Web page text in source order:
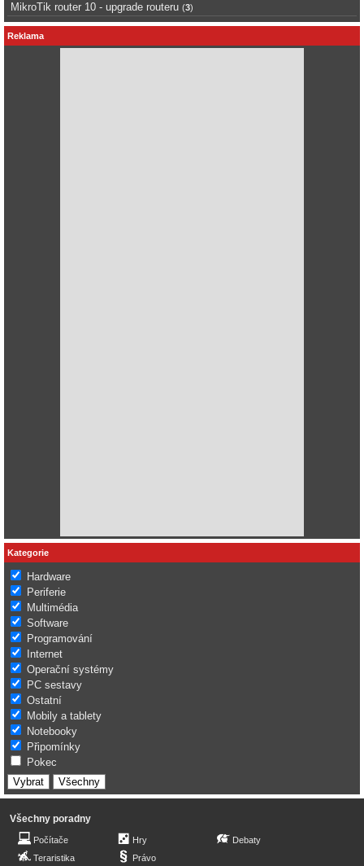
MikroTik router 10 - upgrade routeru (3)
Reklama
Kategorie
Hardware
Periferie
Multimédia
Software
Programování
Internet
Operační systémy
PC sestavy
Ostatní
Mobily a tablety
Notebooky
Připomínky
Pokec
Všechny poradny
Počítače
Teraristika
Hry
Právo
Debaty